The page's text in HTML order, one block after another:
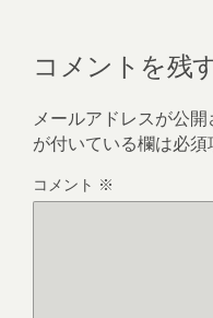
コメントを残
メールアドレスが公開
が付いている欄は必須
コメント ※